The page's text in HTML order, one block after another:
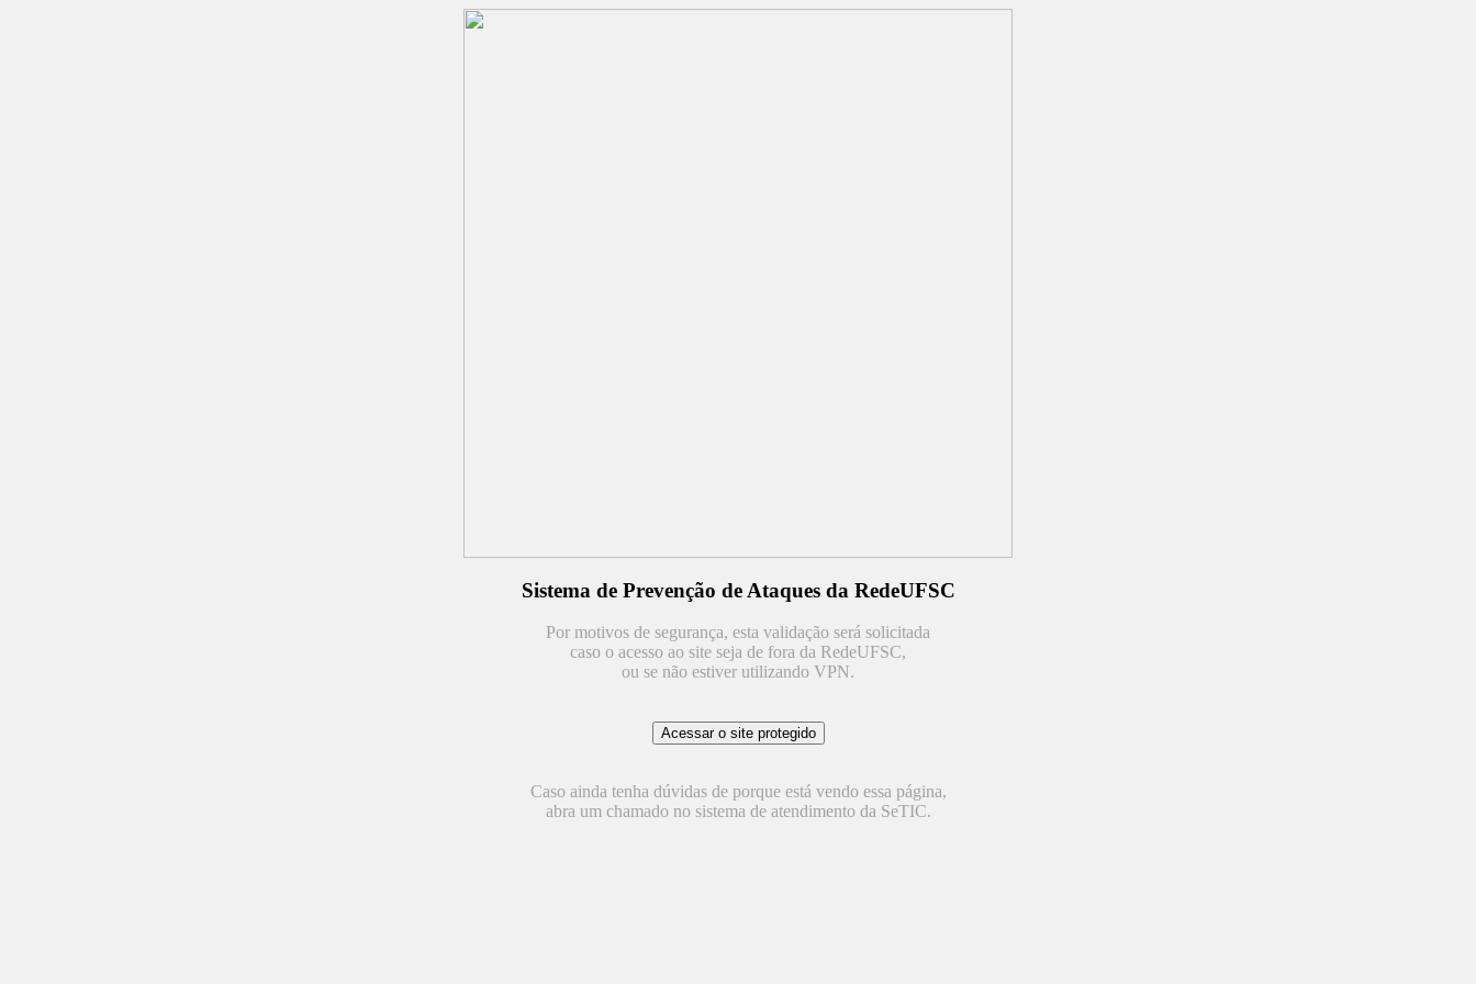
Sistema de Prevenção de Ataques da RedeUFSC
Por motivos de segurança, esta validação será solicitada
caso o acesso ao site seja de fora da RedeUFSC,
ou se não estiver utilizando VPN.
Caso ainda tenha dúvidas de porque está vendo essa página,
abra um chamado no sistema de atendimento da SeTIC.